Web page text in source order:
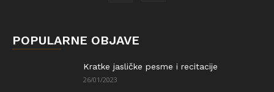
POPULARNE OBJAVE
Kratke jasličke pesme i recitacije
26/01/2023